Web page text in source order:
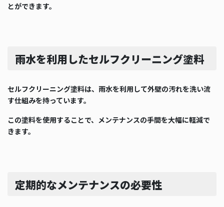
とができます。
雨水を利用したセルフクリーニング塗料
セルフクリーニング塗料は、雨水を利用して外壁の汚れを洗い流
す仕組みを持っています。
この塗料を使用することで、メンテナンスの手間を大幅に軽減で
きます。
定期的なメンテナンスの必要性